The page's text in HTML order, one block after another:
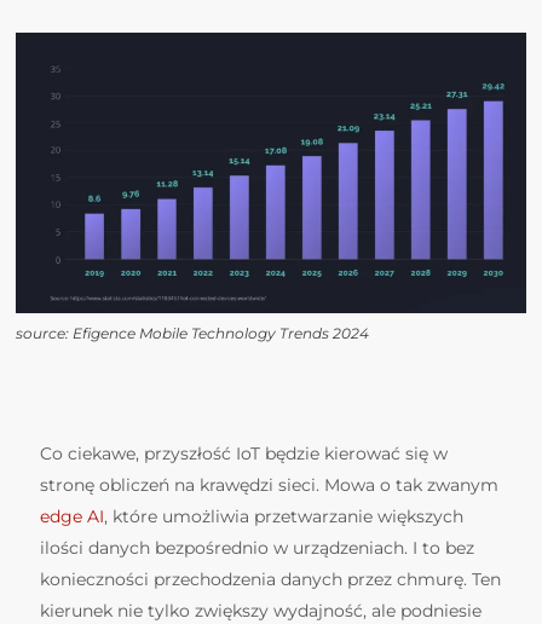
source: Efigence Mobile Technology Trends 2024
Co ciekawe, przyszłość IoT będzie kierować się w
stronę obliczeń na krawędzi sieci. Mowa o tak zwanym
edge AI, które umożliwia przetwarzanie większych
ilości danych bezpośrednio w urządzeniach. I to bez
konieczności przechodzenia danych przez chmurę. Ten
kierunek nie tylko zwiększy wydajność, ale podniesie